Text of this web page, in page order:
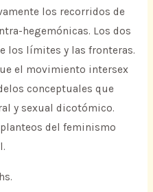
los recorridos de
hegemónicas. Los dos
los límites y las fronteras.
el movimiento intersex
conceptuales que
y sexual dicotómico.
del feminismo